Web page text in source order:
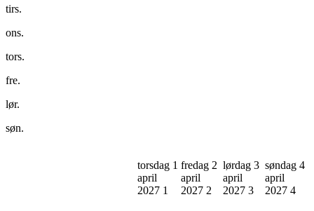
tirs.
ons.
tors.
fre.
lør.
søn.
torsdag 1
april
2027 1
fredag 2
april
2027 2
lørdag 3
april
2027 3
søndag 4
april
2027 4